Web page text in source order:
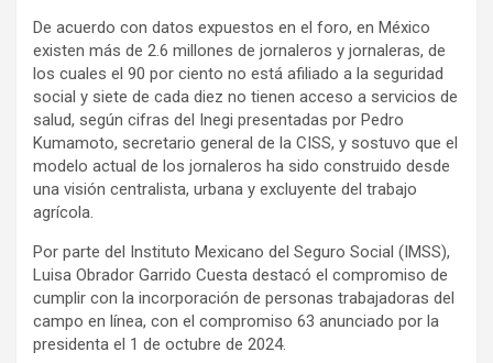
De acuerdo con datos expuestos en el foro, en México
existen más de 2.6 millones de jornaleros y jornaleras, de
los cuales el 90 por ciento no está afiliado a la seguridad
social y siete de cada diez no tienen acceso a servicios de
salud, según cifras del Inegi presentadas por Pedro
Kumamoto, secretario general de la CISS, y sostuvo que el
modelo actual de los jornaleros ha sido construido desde
una visión centralista, urbana y excluyente del trabajo
agrícola.
Por parte del Instituto Mexicano del Seguro Social (IMSS),
Luisa Obrador Garrido Cuesta destacó el compromiso de
cumplir con la incorporación de personas trabajadoras del
campo en línea, con el compromiso 63 anunciado por la
presidenta el 1 de octubre de 2024.